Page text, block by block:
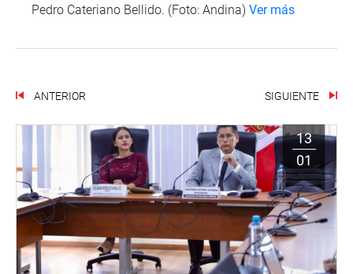
Pedro Cateriano Bellido. (Foto: Andina) Ver más
ANTERIOR SIGUIENTE
13
01